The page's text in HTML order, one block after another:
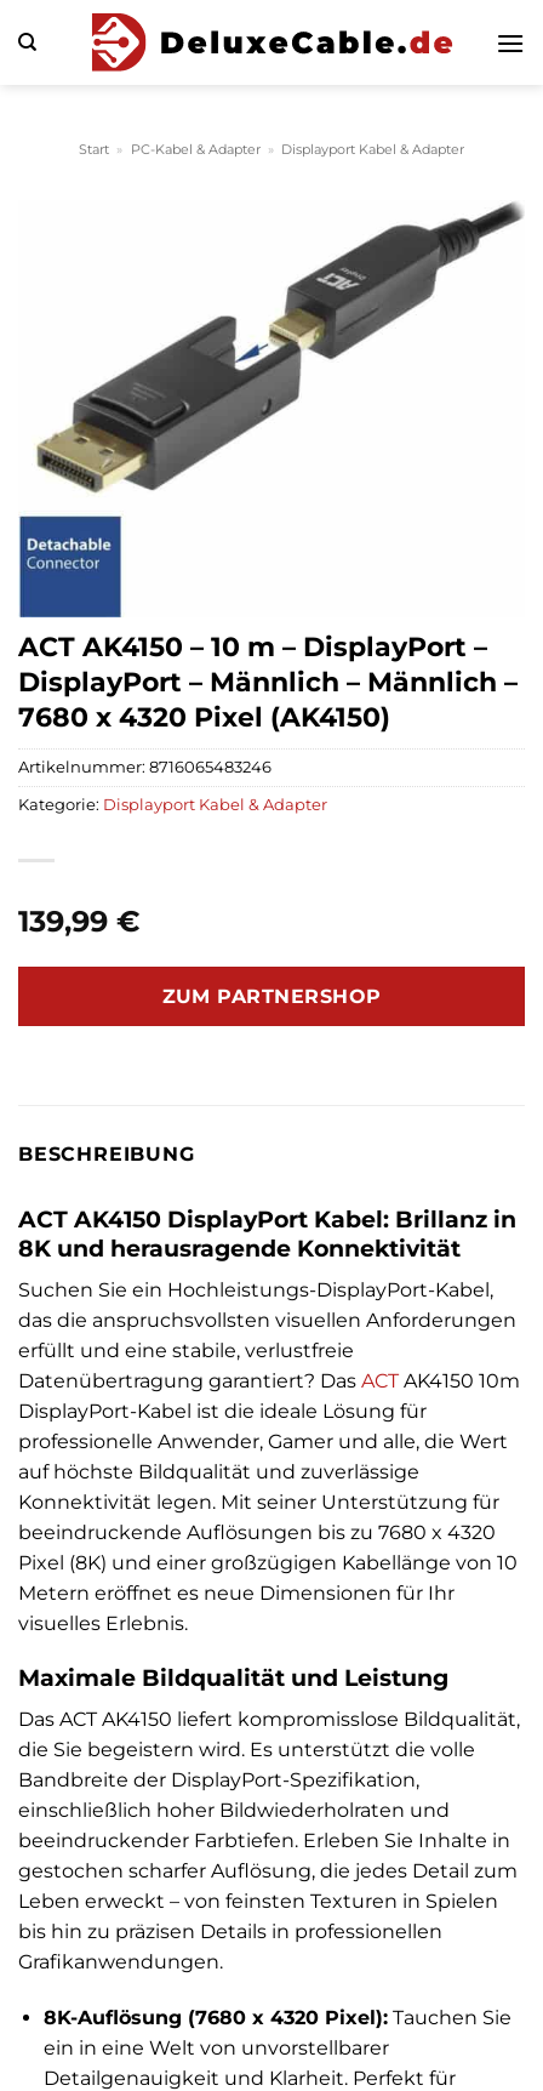
Inhalt
Start » PC-Kabel & Adapter » Displayport Kabel & Adapter
ACT AK4150 – 10 m – DisplayPort –
DisplayPort – Männlich – Männlich –
7680 x 4320 Pixel (AK4150)
139,99 €
ZUM PARTNERSHOP
Artikelnummer: 8716065483246
Kategorie: Displayport Kabel & Adapter
BESCHREIBUNG
ACT AK4150 DisplayPort Kabel: Brillanz in
8K und herausragende Konnektivität
Suchen Sie ein Hochleistungs-DisplayPort-Kabel,
das die anspruchsvollsten visuellen Anforderungen
erfüllt und eine stabile, verlustfreie
Datenübertragung garantiert? Das ACTAK4150 10m
DisplayPort-Kabel ist die ideale Lösung für
professionelle Anwender, Gamer und alle, die Wert
auf höchste Bildqualität und zuverlässige
Konnektivität legen. Mit seiner Unterstützung für
beeindruckende Auflösungen bis zu 7680 x 4320
Pixel (8K) und einer großzügigen Kabellänge von 10
Metern eröffnet es neue Dimensionen für Ihr
visuelles Erlebnis.
Maximale Bildqualität und Leistung
Das ACT AK4150 liefert kompromisslose Bildqualität,
die Sie begeistern wird. Es unterstützt die volle
Bandbreite der DisplayPort-Spezifikation,
einschließlich hoher Bildwiederholraten und
beeindruckender Farbtiefen. Erleben Sie Inhalte in
gestochen scharfer Auflösung, die jedes Detail zum
Leben erweckt – von feinsten Texturen in Spielen
bis hin zu präzisen Details in professionellen
Grafikanwendungen.
8K-Auflösung (7680 x 4320 Pixel):Tauchen Sie
ein in eine Welt von unvorstellbarer
Detailgenauigkeit und Klarheit. Perfekt für